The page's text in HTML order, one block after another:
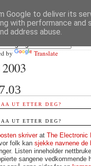
by Translate
UT ETTER DEG?
UT ETTER DEG?
skriverat The Electronic
folk kan sjekke navnene de
Listen inneholder
sangene vedkommende
Google to deliver its
with performance
address abuse.